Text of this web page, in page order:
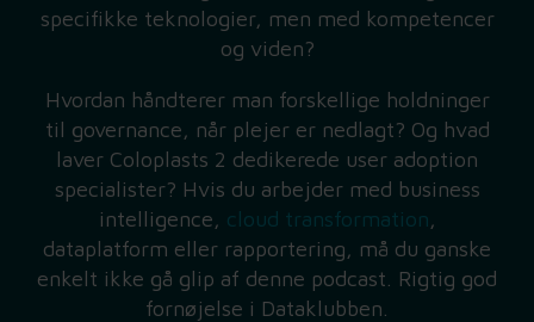
specifikke teknologier, men med kompetencer
og viden?
Hvordan håndterer man forskellige holdninger
til governance, når plejer er nedlagt? Og hvad
laver Coloplasts 2 dedikerede user adoption
specialister? Hvis du arbejder med business
intelligence, cloud transformation,
dataplatform eller rapportering, må du ganske
enkelt ikke gå glip af denne podcast. Rigtig god
fornøjelse i Dataklubben.